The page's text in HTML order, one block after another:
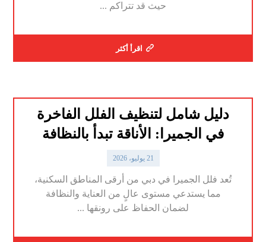
حيث قد تتراكم ...
اقرأ أكثر
دليل شامل لتنظيف الفلل الفاخرة
في الجميرا: الأناقة تبدأ بالنظافة
21 يوليو، 2026
تُعد فلل الجميرا في دبي من أرقى المناطق السكنية،
مما يستدعي مستوى عالٍ من العناية والنظافة
لضمان الحفاظ على رونقها ...